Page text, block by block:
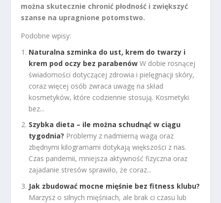
można skutecznie chronić płodność i zwiększyć
szanse na upragnione potomstwo.
Podobne wpisy:
Naturalna szminka do ust, krem do twarzy i
krem pod oczy bez parabenów W dobie rosnącej
świadomości dotyczącej zdrowia i pielęgnacji skóry,
coraz więcej osób zwraca uwagę na skład
kosmetyków, które codziennie stosują. Kosmetyki
bez...
Szybka dieta – ile można schudnąć w ciągu
tygodnia? Problemy z nadmierną wagą oraz
zbędnymi kilogramami dotykają większości z nas.
Czas pandemii, mniejsza aktywność fizyczna oraz
zajadanie stresów sprawiło, że coraz...
Jak zbudować mocne mięśnie bez fitness klubu?
Marzysz o silnych mięśniach, ale brak ci czasu lub